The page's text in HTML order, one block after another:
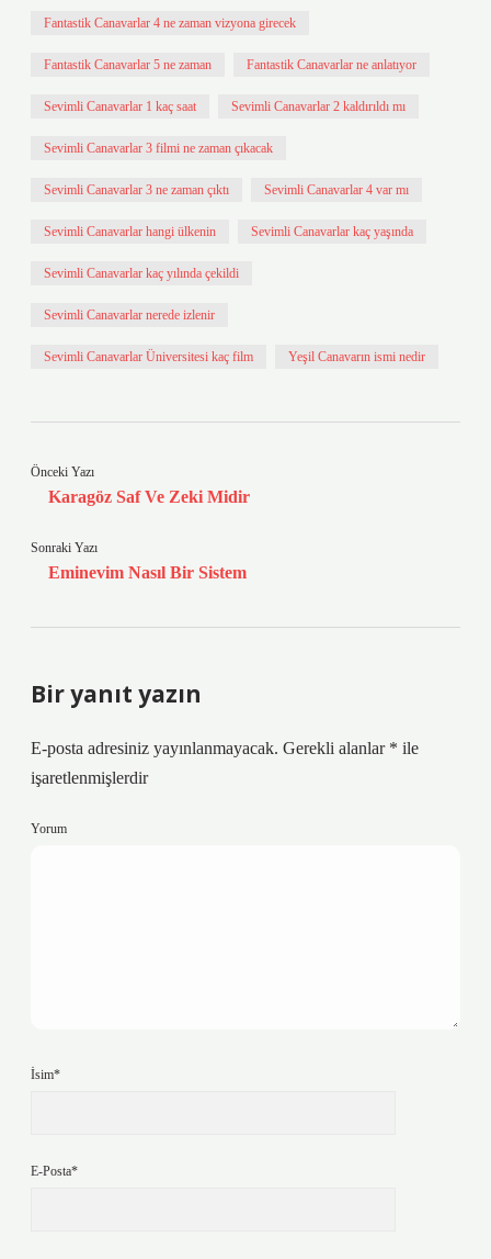
Fantastik Canavarlar 4 ne zaman vizyona girecek
Fantastik Canavarlar 5 ne zaman Fantastik Canavarlar ne anlatıyor
Sevimli Canavarlar 1 kaç saat Sevimli Canavarlar 2 kaldırıldı mı
Sevimli Canavarlar 3 filmi ne zaman çıkacak
Sevimli Canavarlar 3 ne zaman çıktı Sevimli Canavarlar 4 var mı
Sevimli Canavarlar hangi ülkenin Sevimli Canavarlar kaç yaşında
Sevimli Canavarlar kaç yılında çekildi
Sevimli Canavarlar nerede izlenir
Sevimli Canavarlar Üniversitesi kaç film Yeşil Canavarın ismi nedir
Önceki Yazı
Karagöz Saf Ve Zeki Midir
Sonraki Yazı
Eminevim Nasıl Bir Sistem
Bir yanıt yazın
E-posta adresiniz yayınlanmayacak. Gerekli alanlar * ile
işaretlenmişlerdir
Yorum
İsim*
E-Posta*